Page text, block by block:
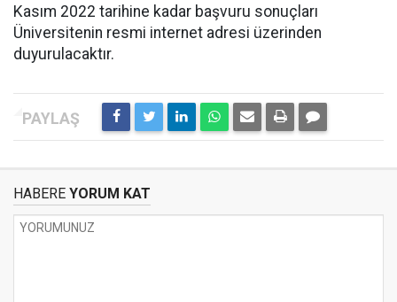
Kasım 2022 tarihine kadar başvuru sonuçları
Üniversitenin resmi internet adresi üzerinden
duyurulacaktır.
HABERE YORUM KAT